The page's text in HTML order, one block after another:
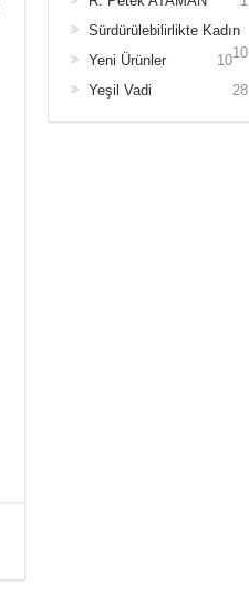
Sürdürülebilirlikte Kadın
10
Yeni Ürünler
10
Yeşil Vadi
28